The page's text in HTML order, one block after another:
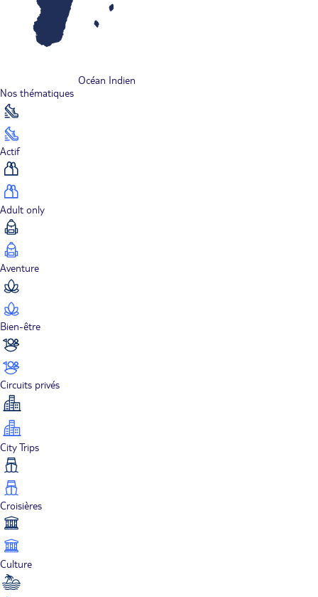
Océan Indien
Nos thématiques
Actif
Adult only
Aventure
Bien-être
Circuits privés
City Trips
Croisières
Culture